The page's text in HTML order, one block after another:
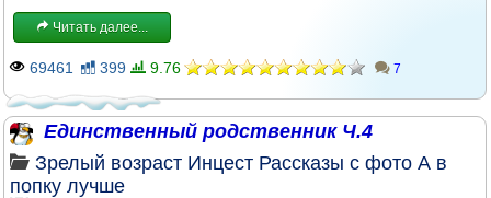
Читать далее...
69461 399 9.76 7
Единственный родственник Ч.4
Зрелый возраст Инцест Рассказы с фото А в
попку лучше